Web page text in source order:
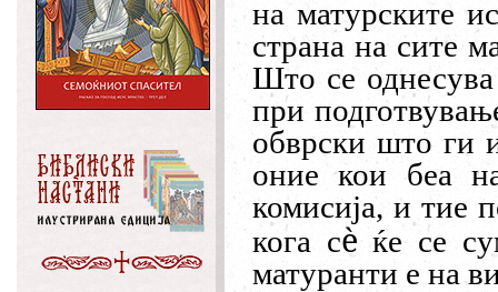
на матурските
страна на сите
Што се
при
обврски што ги
оние кои беа
комисија, и тие
кога сè ќе се
матуранти е на